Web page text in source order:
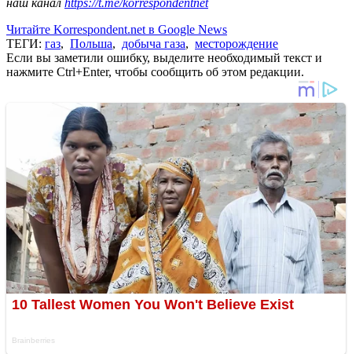
Читайте Korrespondent.net в Google News
ТЕГИ: газ, Польша, добыча газа, месторождение
Если вы заметили ошибку, выделите необходимый текст и
нажмите Ctrl+Enter, чтобы сообщить об этом редакции.